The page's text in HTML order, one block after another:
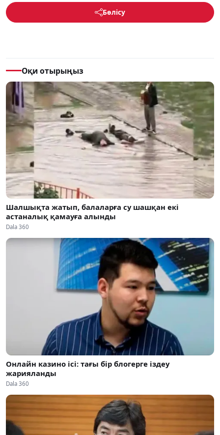
Бөлісу
Оқи отырыңыз
Шалшықта жатып, балаларға су шашқан екі
астаналық қамауға алынды
Dala 360
Онлайн казино ісі: тағы бір блогерге іздеу
жарияланды
Dala 360